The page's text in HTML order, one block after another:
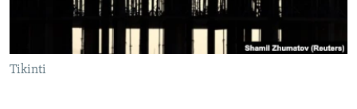
İNFOQRAFIKA
KARIKATURA
AZƏRBAYCAN ƏDƏBIYYATI KITABXANASI
İSLAM VƏ DEMOKRATIYA
İZ - MƏDƏNIYYƏT PROQRAMI
MISSIYAMIZ
PEŞƏ ETIKASI VƏ JURNALISTIKA STANDARTLARIMIZ
MATERIALLARIMIZDAN ISTIFADƏ
Tikinti